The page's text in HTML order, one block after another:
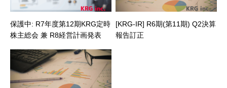
保護中: R7年度第12期KRG定時
株主総会 兼 R8経営計画発表
[KRG-IR] R6期(第11期) Q2決算
報告訂正